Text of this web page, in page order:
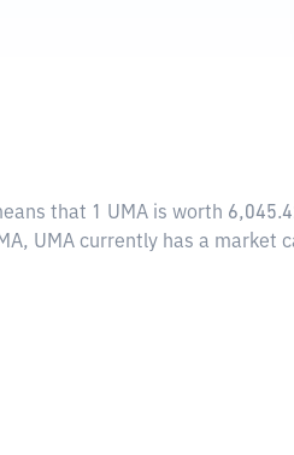
that 1 UMA is worth
UMA currently has a market